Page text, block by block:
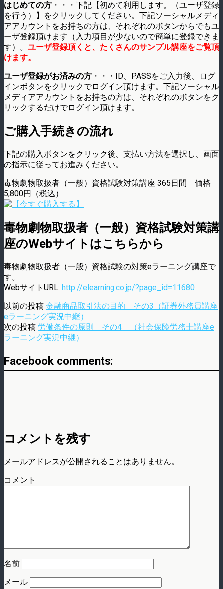
はじめての方 ・・・下記【初めて利用します。（ユーザ登録
を行う）】をクリックしてください。下記ソーシャルメディ
アアカウントをお持ちの方は、それぞれのボタンからでもユ
ーザ登録頂けます（入力項目が少ないので簡単に登録できま
す）。 ユーザ登録頂くと、たくさんのサンプル講座をご覧頂
けます。
ユーザ登録がお済みの方 ・・・ID、PASSをご入力後、ログ
インボタンをクリックでログイン頂けます。下記ソーシャル
メディアアカウントをお持ちの方は、それぞれのボタンをク
リックするだけでログイン頂けます。
ご購入手続きの流れ
下記の購入ボタンをクリック後、支払い方法を選択し、画面
の指示に従ってお進みください。
毒物劇物取扱者（一般）資格試験対策講座 365日間 価格
5,800円（税込）
毒物劇物取扱者（一般）資格試験対策講
座のWebサイトはこちらから
毒物劇物取扱者（一般）資格試験の対策eラーニング講座で
す。
WebサイトURL: http://elearning.co.jp/?page_id=11680
以前の投稿 金融商品取引法の目的 その3（証券外務員講座
eラーニング実況中継）
次の投稿 労働条件の原則 その4 （社会保険労務士講座e
ラーニング実況中継）
Facebook comments:
コメントを残す
メールアドレスが公開されることはありません。
コメント
名前
メール